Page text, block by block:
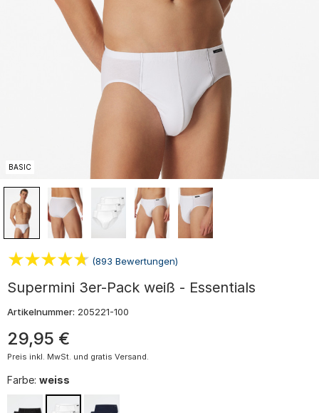
BASIC
(893 Bewertungen)
Supermini 3er-Pack weiß - Essentials
Artikelnummer: 205221-100
29,95 €
Preis inkl. MwSt. und gratis Versand.
Farbe: weiss